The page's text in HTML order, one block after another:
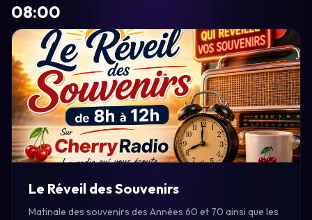
08:00
Le Réveil des Souvenirs
Matinale des souvenirs des Années 60 et 70 ainsi que les